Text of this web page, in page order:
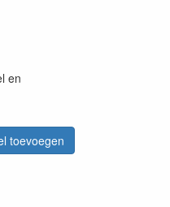
en
toevoegen